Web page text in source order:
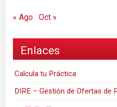
« Ago Oct »
Enlaces
Calcula tu Práctica
DIRE – Gestión de Ofertas de